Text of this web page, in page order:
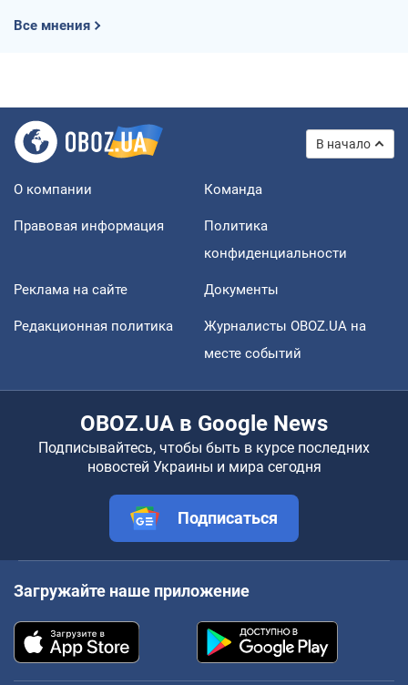
Все мнения
В начало
О компании Команда
Правовая информация
Политика
конфиденциальности
Реклама на сайте Документы
Редакционная политика
Журналисты OBOZ.UA на
месте событий
OBOZ.UA в Google News
Подписывайтесь, чтобы быть в курсе последних
новостей Украины и мира сегодня
Подписаться
Загружайте наше приложение